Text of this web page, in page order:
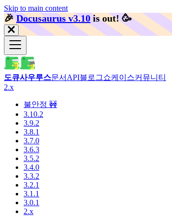
Skip to main content
🎉️Docusaurus v3.10 is out! 🥳️
도큐사우루스문서 API블로그쇼케이스커뮤니티
2.x
불안정 🚧
3.10.2
3.9.2
3.8.1
3.7.0
3.6.3
3.5.2
3.4.0
3.3.2
3.2.1
3.1.1
3.0.1
2.x